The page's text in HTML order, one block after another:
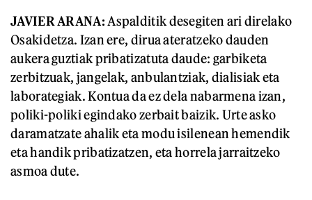
JAVIER ARANA: Aspalditik desegiten ari direlako
Osakidetza. Izan ere, dirua ateratzeko dauden
aukera guztiak pribatizatuta daude: garbiketa
zerbitzuak, jangelak, anbulantziak, dialisiak eta
laborategiak. Kontua da ez dela nabarmena izan,
poliki-poliki egindako zerbait baizik. Urte asko
daramatzate ahalik eta modu isilenean hemendik
eta handik pribatizatzen, eta horrela jarraitzeko
asmoa dute.